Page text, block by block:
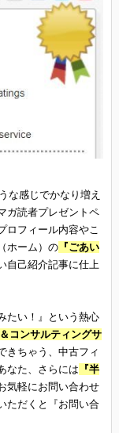
な感じでかなり増え
ガ読者プレゼントペ
ロフィール内容やこ
ホーム）の『ごあい
自己紹介記事に仕上
たい！』という熱心
コンサルティングサ
きちゃう、中古フィ
なた、さらには 『半
気軽にお問い合わせ
ただくと『お問い合